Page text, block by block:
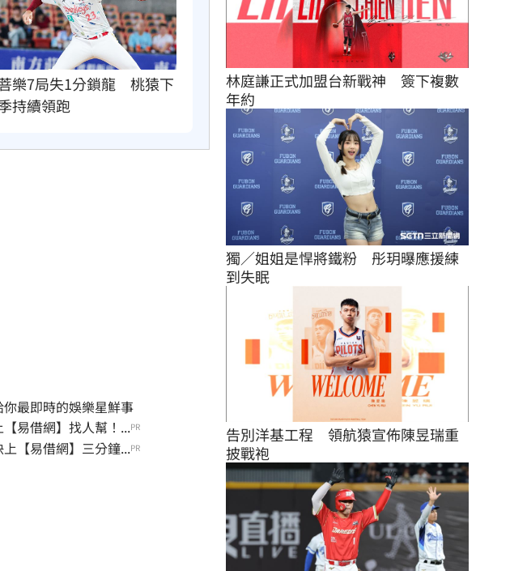
樂7局失1分鎖龍　桃猿下
持續領跑
最即時的娛樂星鮮事
易借網】找人幫！...PR
【易借網】三分鐘...PR
林庭謙正式加盟台新戰神　簽下複數
年約
獨／姐姐是悍將鐵粉　彤玥曝應援練
到失眠
告別洋基工程　領航猿宣佈陳昱瑞重
披戰袍